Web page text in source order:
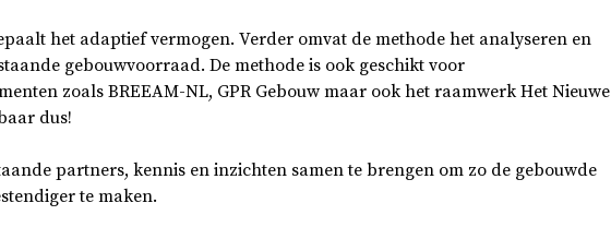
het adaptief vermogen. Verder omvat de methode het analyseren en
gebouwvoorraad. De methode is ook geschikt voor
zoals BREEAM-NL, GPR Gebouw maar ook het raamwerk Het Nieuwe
dus!
partners, kennis en inzichten samen te brengen om zo de gebouwde
te maken.